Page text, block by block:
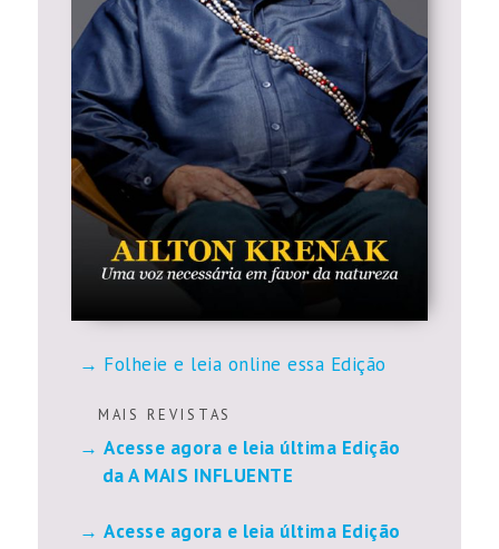
Folheie e leia online essa Edição
M A I S R E V I S T A S
Acesse agora e leia última Edição
da A MAIS INFLUENTE
Acesse agora e leia última Edição